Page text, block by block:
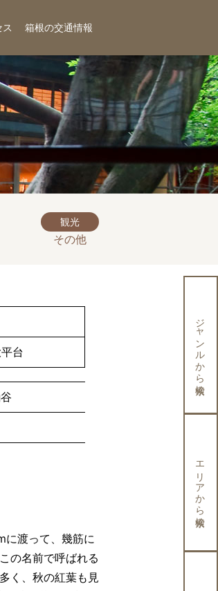
ス 箱根の交通情報
観光
その他
台
に渡って、幾筋に
の名前で呼ばれる
く、秋の紅葉も見
ジャンルから検索
エリアから検索